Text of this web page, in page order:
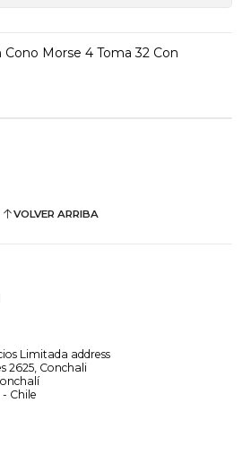
Morse 4 Toma 32 Con
VOLVER ARRIBA
Limitada address
2625, Conchali
Chile